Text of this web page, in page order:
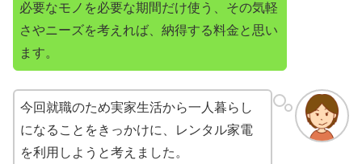
必要なモノを必要な期間だけ使う、その気軽
さやニーズを考えれば、納得する料金と思い
ます。
今回就職のため実家生活から一人暮らし
になることをきっかけに、レンタル家電
を利用しようと考えました。